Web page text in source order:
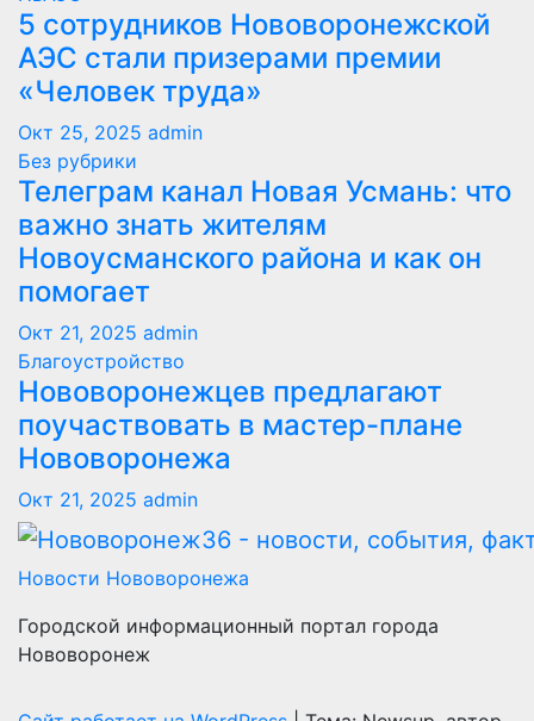
5 сотрудников Нововоронежской
АЭС стали призерами премии
«Человек труда»
Окт 25, 2025 admin
Без рубрики
Телеграм канал Новая Усмань: что
важно знать жителям
Новоусманского района и как он
помогает
Окт 21, 2025 admin
Благоустройство
Нововоронежцев предлагают
поучаствовать в мастер-плане
Нововоронежа
Окт 21, 2025 admin
Новости Нововоронежа
Городской информационный портал города
Нововоронеж